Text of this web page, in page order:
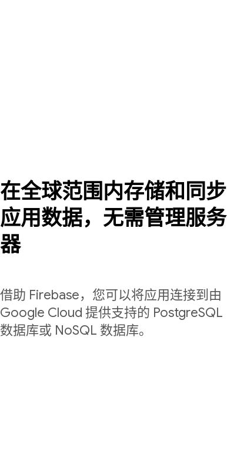
在全球范围内存储和同步
应用数据，无需管理服务
器
借助 Firebase，您可以将应用连接到由
Google Cloud 提供支持的 PostgreSQL
数据库或 NoSQL 数据库。